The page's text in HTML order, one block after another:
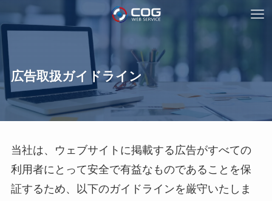
広告取扱ガイドライン
当社は、ウェブサイトに掲載する広告がすべての
利用者にとって安全で有益なものであることを保
証するため、以下のガイドラインを厳守いたしま